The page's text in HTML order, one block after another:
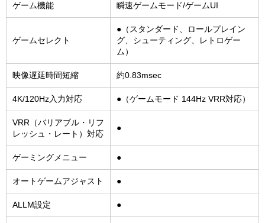
ゲーム機能 瞬速ゲームモード/ゲームUI
ゲームセレクト
●（スタンダード、ロールプレイン
グ、シューティング、レトロゲー
ム）
映像遅延時間短縮 約0.83msec
4K/120Hz入力対応 ●（ゲームモード 144Hz VRR対応）
VRR（バリアブル・リフ
レッシュ・レート）対応
●
ゲーミングメニュー ●
オートゲームアジャスト ●
ALLM設定 ●